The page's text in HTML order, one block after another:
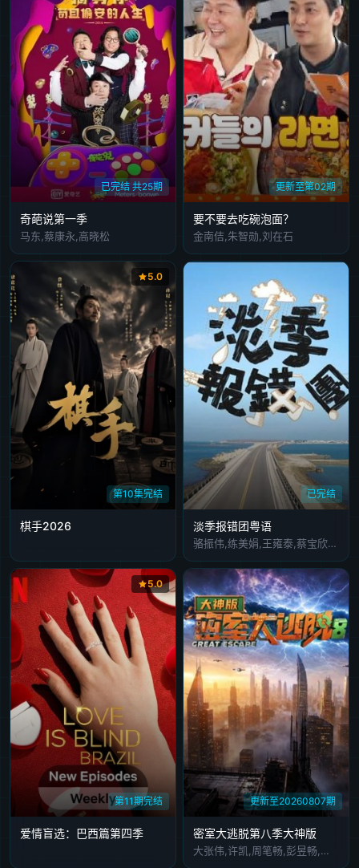
已完结 共25期
奇葩说第一季
马东,蔡康永,高晓松
更新至第02期
要不要去吃碗泡面？
金南佶,朱智勋,刘在石
第10集完结
5.0
棋手2026
已完结
淡季报错团粤语
骆振伟,练美娟,王雍泰,蔡宝欣,樊沛珈
第11期完结
5.0
爱情盲选：巴西篇第四季
更新至20260807期
密室大逃脱第八季大神版
大张伟,许凯,周笔畅,彭昱畅,张真源,陈哲远